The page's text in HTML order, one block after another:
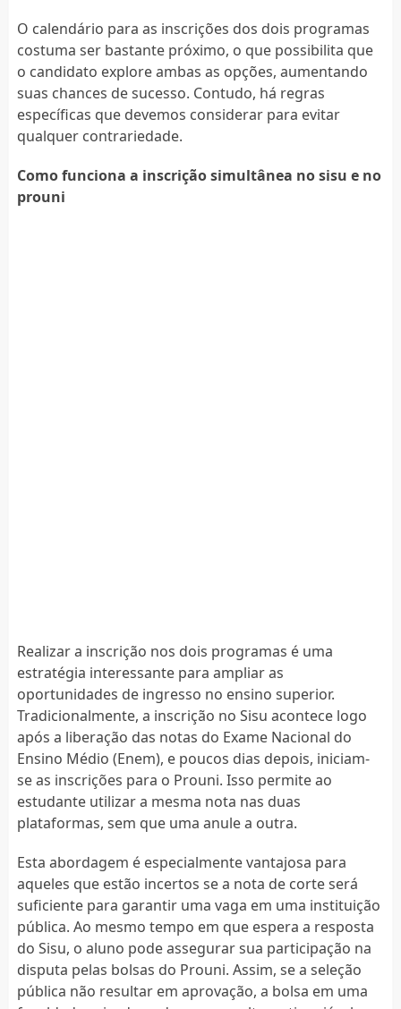
O calendário para as inscrições dos dois programas
costuma ser bastante próximo, o que possibilita que
o candidato explore ambas as opções, aumentando
suas chances de sucesso. Contudo, há regras
específicas que devemos considerar para evitar
qualquer contrariedade.
Como funciona a inscrição simultânea no sisu e no
prouni
Realizar a inscrição nos dois programas é uma
estratégia interessante para ampliar as
oportunidades de ingresso no ensino superior.
Tradicionalmente, a inscrição no Sisu acontece logo
após a liberação das notas do Exame Nacional do
Ensino Médio (Enem), e poucos dias depois, iniciam-
se as inscrições para o Prouni. Isso permite ao
estudante utilizar a mesma nota nas duas
plataformas, sem que uma anule a outra.
Esta abordagem é especialmente vantajosa para
aqueles que estão incertos se a nota de corte será
suficiente para garantir uma vaga em uma instituição
pública. Ao mesmo tempo em que espera a resposta
do Sisu, o aluno pode assegurar sua participação na
disputa pelas bolsas do Prouni. Assim, se a seleção
pública não resultar em aprovação, a bolsa em uma